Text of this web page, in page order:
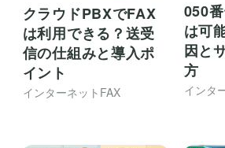
クラウドPBXでFAX
は利用できる？送受
信の仕組みと導入ポ
イント
インターネットFAX
050
は可
因と
方
インタ